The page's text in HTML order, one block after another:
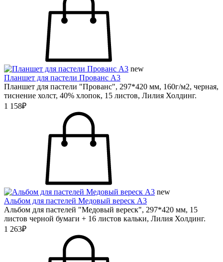
new
Планшет для пастели Прованс А3
Планшет для пастели "Прованс", 297*420 мм, 160г/м2, черная,
тиснение холст, 40% хлопок, 15 листов, Лилия Холдинг.
1 158₽
new
Альбом для пастелей Медовый вереск А3
Альбом для пастелей "Медовый вереск", 297*420 мм, 15
листов черной бумаги + 16 листов кальки, Лилия Холдинг.
1 263₽